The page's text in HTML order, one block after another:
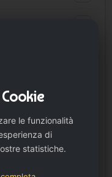
Non disponibile
le funzionalità
di
statistiche.